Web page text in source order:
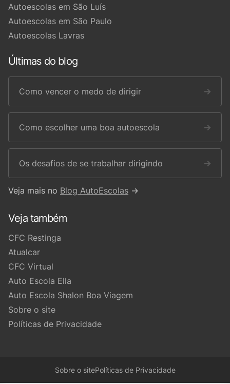
Autoescolas em São Luís
Autoescolas em São Paulo
Autoescolas Lavras
Últimas do blog
Como vencer o medo de dirigir →
Como escolher uma boa autoescola →
Os desafios de se trabalhar dirigindo →
Veja mais no Blog AutoEscolas →
Veja também
CFC Restinga
Atualcar
CFC Virtual
Auto Escola Ella
Auto Escola Shalon Boa Viagem
Sobre o site
Políticas de Privacidade
Sobre o sitePolíticas de Privacidade